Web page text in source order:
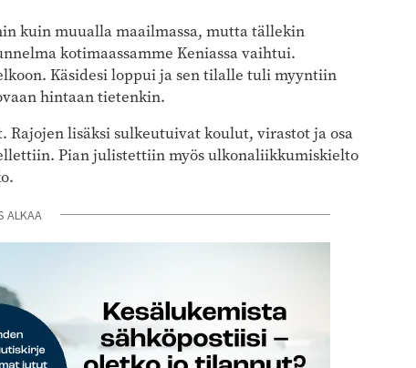
kuin muualla maailmassa, mutta tällekin
kotimaassamme Keniassa vaihtui.
Käsidesi loppui ja sen tilalle tuli myyntiin
hintaan tietenkin.
lisäksi sulkeutuivat koulut, virastot ja osa
Pian julistettiin myös ulkonaliikkumiskielto
ALKAA